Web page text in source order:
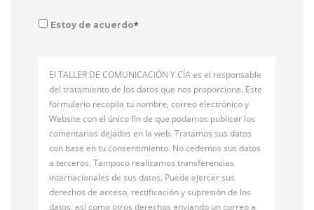
Estoy de acuerdo*
El TALLER DE COMUNICACIÓN Y CÍA es el responsable
del tratamiento de los datos que nos proporcione. Este
formulario recopila tu nombre, correo electrónico y
Website con el único fin de que podamos publicar los
comentarios dejados en la web. Tratamos sus datos
con base en tu consentimiento. No cedemos sus datos
a terceros. Tampoco realizamos transferencias
internacionales de sus datos. Puede ejercer sus
derechos de acceso, rectificación y supresión de los
datos, así como otros derechos enviando un correo a